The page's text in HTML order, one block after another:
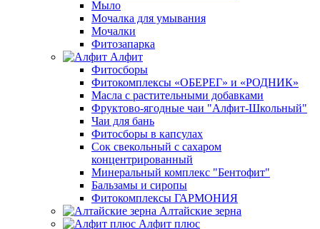
Мыло
Мочалка для умывания
Мочалки
Фитозапарка
Алфит
Фитосборы
Фитокомплексы «ОБЕРЕГ» и «РОДНИК»
Масла с растительными добавками
Фруктово-ягодные чаи "Алфит-Школьный"
Чаи для бань
Фитосборы в капсулах
Сок свекольный с сахаром
концентрированный
Минеральный комплекс "Бентофит"
Бальзамы и сиропы
Фитокомплексы ГАРМОНИЯ
Алтайские зерна
Алфит плюс